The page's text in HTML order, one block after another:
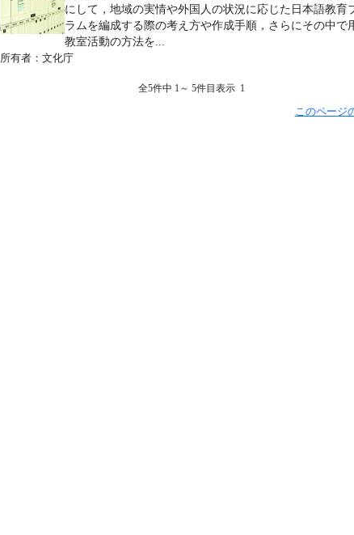
にして，地域の実情や外国人の状況に応じた日本語教育
ラムを編成する際の考え方や作成手順，さらにその中で
教室活動の方法を...
所有者：文化庁
全5件中 1～ 5件目表示 1
このページ